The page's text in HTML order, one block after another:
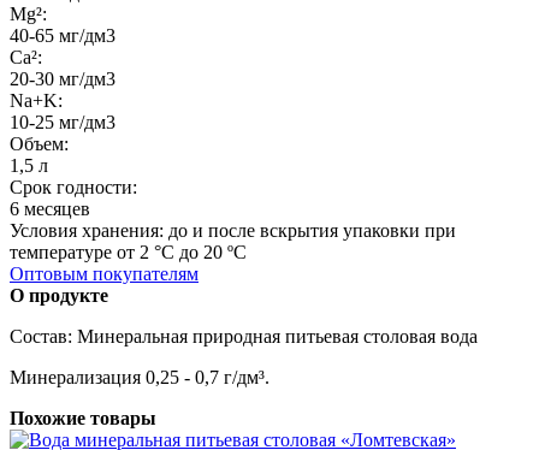
Mg²:
40-65 мг/дм3
Ca²:
20-30 мг/дм3
Na+K:
10-25 мг/дм3
Объем:
1,5 л
Срок годности:
6 месяцев
Условия хранения: до и после вскрытия упаковки при
температуре от 2 °C до 20 ºС
Оптовым покупателям
О продукте
Состав: Минеральная природная питьевая столовая вода
Минерализация 0,25 - 0,7 г/дм³.
Похожие товары